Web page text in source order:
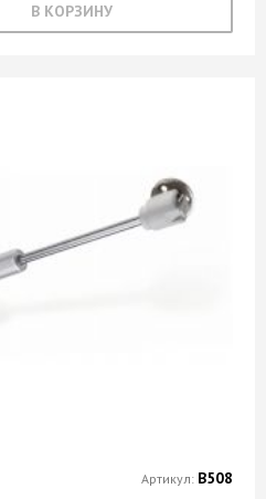
В КОРЗИНУ
Артикул: В508